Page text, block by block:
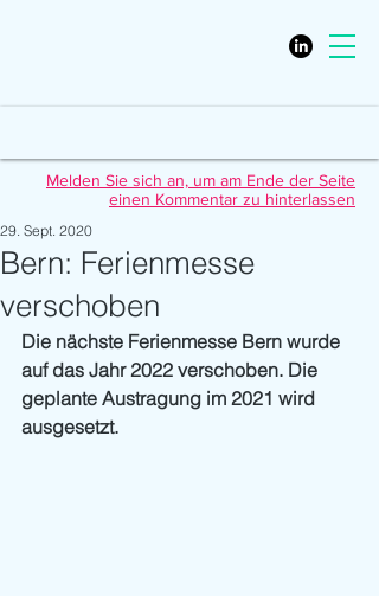
Melden Sie sich an, um am Ende der Seite
einen Kommentar zu hinterlassen
Bern: Ferienmesse
verschoben
29. Sept. 2020
Die nächste Ferienmesse Bern wurde
auf das Jahr 2022 verschoben. Die
geplante Austragung im 2021 wird
ausgesetzt.